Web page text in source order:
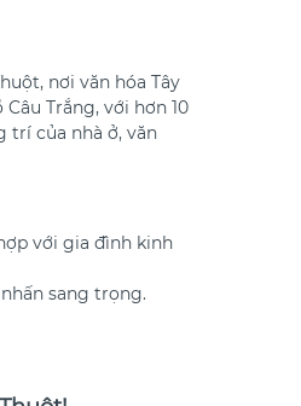
nơi văn hóa Tây
Trắng, với hơn 10
trí của nhà ở, văn
với gia đình kinh
sang trọng.